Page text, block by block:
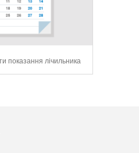
показання лічильника